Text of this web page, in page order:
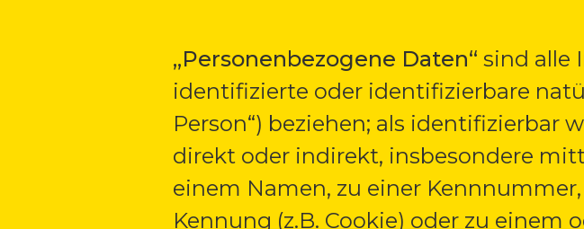
„Personenbezogene Daten“ sind alle
identifizierte oder identifizierbare
Person“) beziehen; als identifizierbar
direkt oder indirekt, insbesondere
einem Namen, zu einer
Kennung (z.B. Cookie) oder zu einem